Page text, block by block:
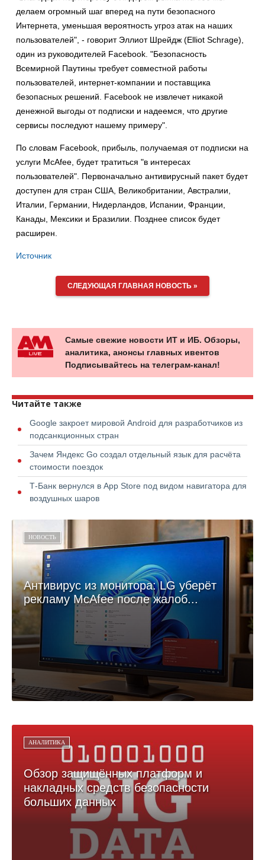
делаем огромный шаг вперед на пути безопасного
Интернета, уменьшая вероятность угроз атак на наших
пользователей", - говорит Эллиот Шрейдж (Elliot Schrage),
один из руководителей Facebook. "Безопасность
Всемирной Паутины требует совместной работы
пользователей, интернет-компании и поставщика
безопасных решений. Facebook не извлечет никакой
денежной выгоды от подписки и надеемся, что другие
сервисы последуют нашему примеру".
По словам Facebook, прибыль, получаемая от подписки на
услуги McAfee, будет тратиться "в интересах
пользователей". Первоначально антивирусный пакет будет
доступен для стран США, Великобритании, Австралии,
Италии, Германии, Нидерландов, Испании, Франции,
Канады, Мексики и Бразилии. Позднее список будет
расширен.
Источник
СЛЕДУЮЩАЯ ГЛАВНАЯ НОВОСТЬ »
Самые свежие новости ИТ и ИБ. Обзоры,
аналитика, анонсы главных ивентов
Подписывайтесь на телеграм-канал!
Читайте также
Google закроет мировой Android для разработчиков из
подсанкционных стран
Зачем Яндекс Go создал отдельный язык для расчёта
стоимости поездок
Т-Банк вернулся в App Store под видом навигатора для
воздушных шаров
НОВОСТЬ
Антивирус из монитора: LG уберёт
рекламу McAfee после жалоб...
АНАЛИТИКА
Обзор защищённых платформ и
накладных средств безопасности
больших данных